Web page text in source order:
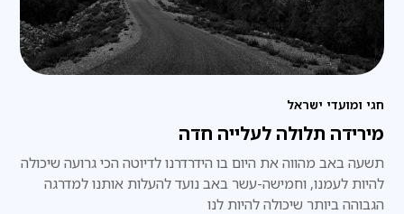
חגי ומועדי ישראל
מירידה תלולה לעלייה חדה
תשעה באב מהווה את היום בו הידרדרנו לדיוטה הכי גרועה שיכולה
להיות לעמנו, וחמישה-עשר באב נועד להעלות אותנו למדרגה
הגבוהה ביותר שיכולה להיות לנו